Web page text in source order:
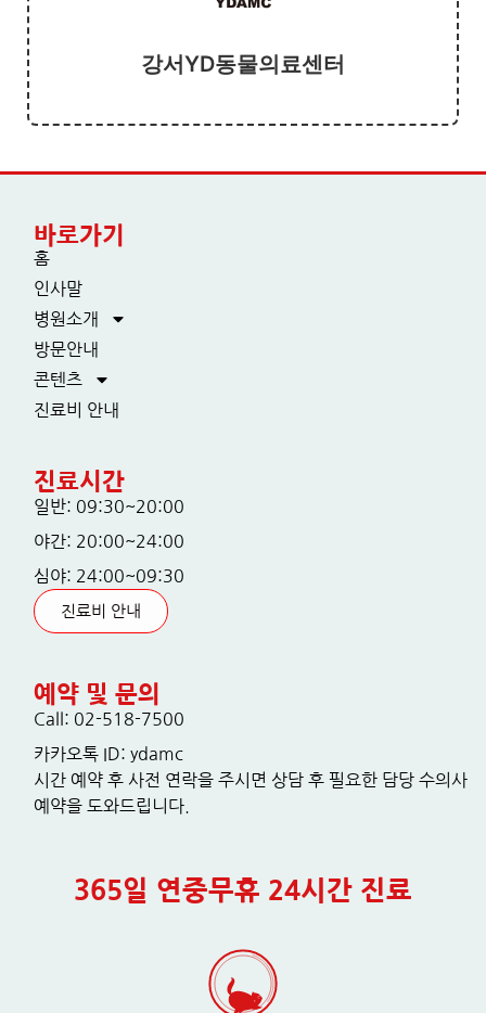
강서YD동물의료센터
바로가기
홈
인사말
병원소개
방문안내
콘텐츠
진료비 안내
진료시간
일반: 09:30~20:00
야간: 20:00~24:00
심야: 24:00~09:30
진료비 안내
예약 및 문의
Call: 02-518-7500
카카오톡 ID: ydamc
시간 예약 후 사전 연락을 주시면 상담 후 필요한 담당 수의사
예약을 도와드립니다.
365일 연중무휴 24시간 진료